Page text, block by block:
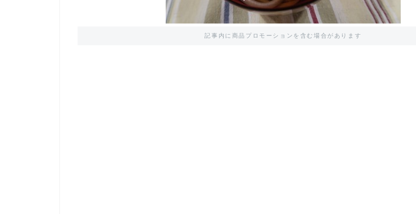
記事内に商品プロモーションを含む場合があります